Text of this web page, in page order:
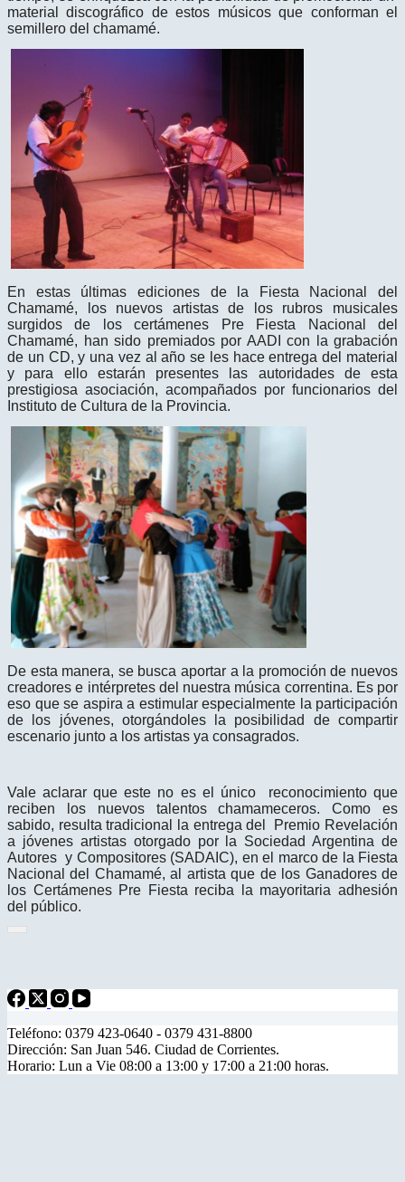
material discográfico de estos músicos que conforman el
semillero del chamamé.
En estas últimas ediciones de la Fiesta Nacional del
Chamamé, los nuevos artistas de los rubros musicales
surgidos de los certámenes Pre Fiesta Nacional del
Chamamé, han sido premiados por AADI con la grabación
de un CD, y una vez al año se les hace entrega del material
y para ello estarán presentes las autoridades de esta
prestigiosa asociación, acompañados por funcionarios del
Instituto de Cultura de la Provincia.
De esta manera, se busca aportar a la promoción de nuevos
creadores e intérpretes del nuestra música correntina. Es por
eso que se aspira a estimular especialmente la participación
de los jóvenes, otorgándoles la posibilidad de compartir
escenario junto a los artistas ya consagrados.
Vale aclarar que este no es el único reconocimiento que
reciben los nuevos talentos chamameceros. Como es
sabido, resulta tradicional la entrega del Premio Revelación
a jóvenes artistas otorgado por la Sociedad Argentina de
Autores y Compositores (SADAIC), en el marco de la Fiesta
Nacional del Chamamé, al artista que de los Ganadores de
los Certámenes Pre Fiesta reciba la mayoritaria adhesión
del público.
Teléfono: 0379 423-0640 - 0379 431-8800
Dirección: San Juan 546. Ciudad de Corrientes.
Horario: Lun a Vie 08:00 a 13:00 y 17:00 a 21:00 horas.